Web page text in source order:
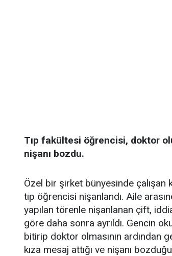
Tıp fakültesi öğrencisi, doktor
nişanı bozdu.
Özel bir şirket bünyesinde çalışan
tıp öğrencisi nişanlandı. Aile
yapılan törenle nişanlanan çift,
göre daha sonra ayrıldı. Gencin
bitirip doktor olmasının ardından
kıza mesaj attığı ve nişanı bozduğu